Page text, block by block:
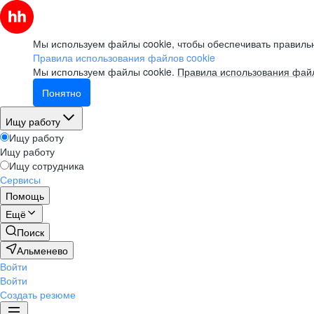
Мы используем файлы cookie, чтобы обеспечивать
Правила использования файлов cookie
Мы используем файлы cookie. Правила использования
Понятно
Ищу работу
Ищу работу
Ищу работу
Ищу сотрудника
Сервисы
Помощь
Ещё
Поиск
Альменево
Войти
Войти
Создать резюме